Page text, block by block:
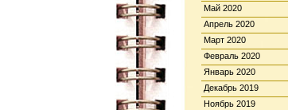
Май 2020
Апрель 2020
Март 2020
Февраль 2020
Январь 2020
Декабрь 2019
Ноябрь 2019